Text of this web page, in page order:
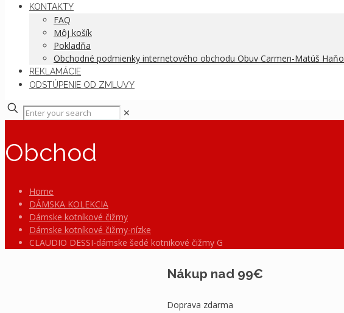
KONTAKTY
FAQ
Môj košík
Pokladňa
Obchodné podmienky internetového obchodu Obuv Carmen-Matúš Haňo
REKLAMÁCIE
ODSTÚPENIE OD ZMLUVY
✕
Obchod
Home
DÁMSKA KOLEKCIA
Dámske kotníkové čižmy
Dámske kotníkové čižmy-nízke
CLAUDIO DESSI-dámske šedé kotnikové čižmy G
Nákup nad 99€
Doprava zdarma